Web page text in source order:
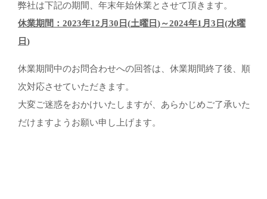
弊社は下記の期間、年末年始休業とさせて頂きます。
休業期間： 2023年12 月30日(土曜日)～2024年1 月3日(水曜
日)
休業期間中のお問合わせへの回答は、休業期間終了後、順
次対応させていただきます。
大変ご迷惑をおかけいたしますが、あらかじめご了承いた
だけますようお願い申し上げます。